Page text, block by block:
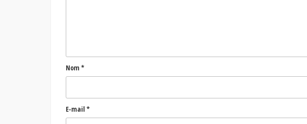
Nom *
E-mail *